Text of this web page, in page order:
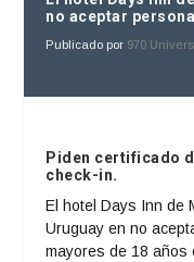
no aceptar
Publicado por 970
Piden certificado
check-in.
El hotel Days Inn de
Uruguay en no
mayores de 18